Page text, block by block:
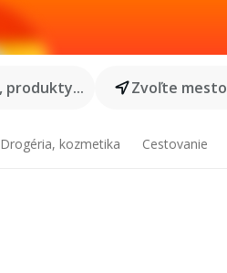
produkty...
Zvoľte mesto
Drogéria, kozmetika Cestovanie